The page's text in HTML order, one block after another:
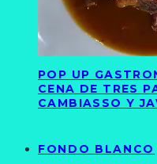
POP UP
CENA DE TRES
CAMBIASSO Y
FONDO BLANCO